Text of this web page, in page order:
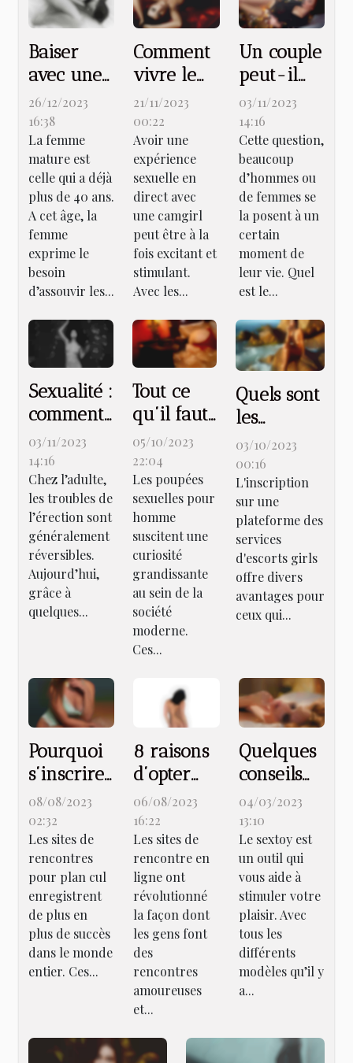
Baiser
avec une
femme
mature :
très
réaliste et
édifiant !
26/12/2023
16:38
La femme
mature est
celle qui a déjà
plus de 40 ans.
A cet âge, la
femme
exprime le
besoin
d’assouvir les...
Comment
vivre le
sexe en
live avec
une
camgirl ?
21/11/2023
00:22
Avoir une
expérience
sexuelle en
direct avec
une camgirl
peut être à la
fois excitant et
stimulant.
Avec les...
Un couple
peut-il
durer
sans
relation
sexuelle ?
03/11/2023
14:16
Cette question,
beaucoup
d’hommes ou
de femmes se
la posent à un
certain
moment de
leur vie. Quel
est le...
Sexualité :
comment
prévenir
les
troubles
de
l’érection
chez
l’adulte ?
03/11/2023
14:16
Chez l’adulte,
les troubles de
l’érection sont
généralement
réversibles.
Aujourd’hui,
grâce à
quelques...
Tout ce
qu’il faut
savoir sur
les
poupées
sexuelles
pour
homme
05/10/2023
22:04
Les poupées
sexuelles pour
homme
suscitent une
curiosité
grandissante
au sein de la
société
moderne.
Ces...
Quels sont
les
avantages
qu'offre
une
inscription
sur une
plateforme
d'escorts
girls ?
03/10/2023
00:16
L'inscription
sur une
plateforme des
services
d'escorts girls
offre divers
avantages pour
ceux qui...
Pourquoi
s’inscrire
sur un
site de
rencontre
pour plan
cul ?
08/08/2023
02:32
Les sites de
rencontres
pour plan cul
enregistrent
de plus en
plus de succès
dans le monde
entier. Ces...
8 raisons
d’opter
pour un
site de
rencontre
en ligne
pour
senior
06/08/2023
16:22
Les sites de
rencontre en
ligne ont
révolutionné
la façon dont
les gens font
des
rencontres
amoureuses
et...
Quelques
conseils
pour bien
choisir
votre
sextoy
04/03/2023
13:10
Le sextoy est
un outil qui
vous aide à
stimuler votre
plaisir. Avec
tous les
différents
modèles qu’il y
a...